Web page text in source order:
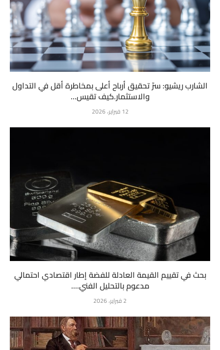
الشارب ريشيو: سرّ تحقيق أرباح أعلى بمخاطرة أقل في التداول
والاستثمار.كيف تقيس...
12 فبراير، 2026
بحث في تقييم القيمة العادلة للفضة إطار اقتصادي احتمالي
مدعوم بالتحليل الفني....
2 فبراير، 2026